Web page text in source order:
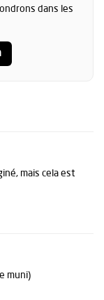
dans les
mais cela est
muni)